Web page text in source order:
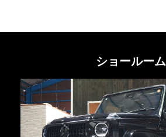
ショールーム